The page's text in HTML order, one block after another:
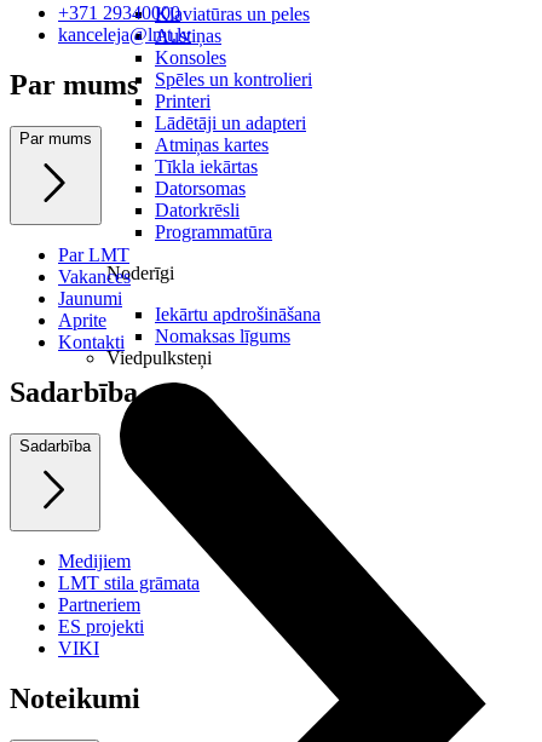
Klaviatūras un peles
Austiņas
Konsoles
Spēles un kontrolieri
Printeri
Lādētāji un adapteri
Atmiņas kartes
Tīkla iekārtas
Datorsomas
Datorkrēsli
Programmatūra
Noderīgi
Iekārtu apdrošināšana
Nomaksas līgums
Viedpulksteņi
+371 29340000
kanceleja@lmt.lv
Par mums
Par mums
Par LMT
Vakances
Jaunumi
Aprite
Kontakti
Sadarbība
Sadarbība
Medijiem
LMT stila grāmata
Partneriem
ES projekti
VIKI
Noteikumi